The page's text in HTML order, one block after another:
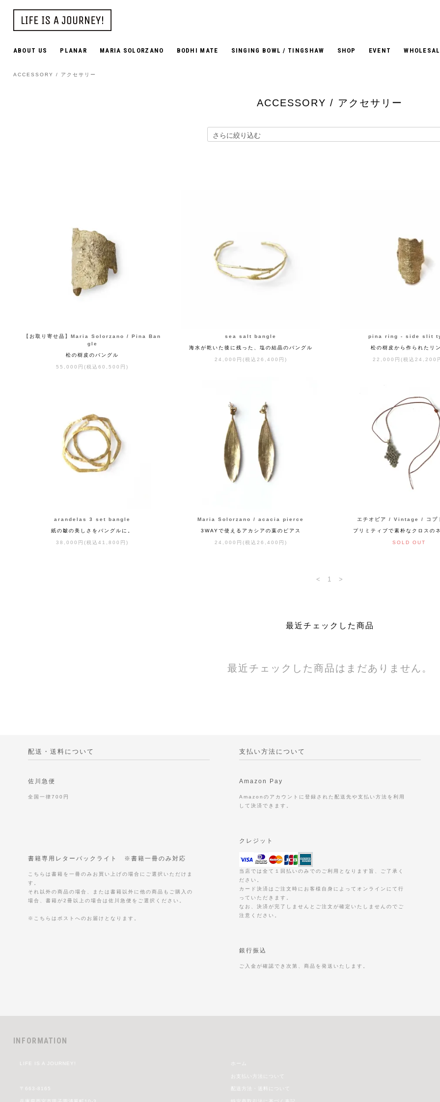
ABOUT US PLANAR MARIA SOLORZANO BODHI MATE SINGING BOWL / TINGSHAW SHOP EVENT
ACCESSORY / アクセサリー
ACCESSORY / アクセサリー
【お取り寄せ品】Maria Solorzano / Pina Ban
gle
松の樹皮のバングル
55,000円(税込60,500円)
sea salt bangle
海水が乾いた後に残った、塩の結晶のバングル
24,000円(税込26,400円)
pina ring - side slit
松の樹皮から作られたリ
22,000円(税込24,200
arandelas 3 set bangle
紙の皺の美しさをバングルに。
38,000円(税込41,800円)
Maria Solorzano / acacia pierce
3WAYで使えるアカシアの葉のピアス
24,000円(税込26,400円)
エチオピア / Vintage / コプ
プリミティブで素朴なクロスの
SOLD OUT
< 1 >
最近チェックした商品
最近チェックした商品はまだありません。
配送・送料について
佐川急便
全国一律700円
書籍専用レターパックライト ※書籍一冊のみ対応
こちらは書籍を一冊のみお買い上げの場合にご選択いただけま
す。
それ以外の商品の場合、または書籍以外に他の商品もご購入の
場合、書籍が2冊以上の場合は佐川急便をご選択ください。
※こちらはポストへのお届けとなります。
支払い方法について
Amazon Pay
Amazonのアカウントに登録された配送先や支払い方法を利用
して決済できます。
クレジット
当店では全て１回払いのみでのご利用となります旨、ご了承く
ださい。
カード決済はご注文時にお客様自身によってオンラインにて行
っていただきます。
なお、決済が完了しませんとご注文が確定いたしませんのでご
注意ください。
銀行振込
ご入金が確認でき次第、商品を発送いたします。
INFORMATION
LIFE IS A JOURNEY!
〒663-8165
ホーム
お支払い方法について
配送方法・送料について